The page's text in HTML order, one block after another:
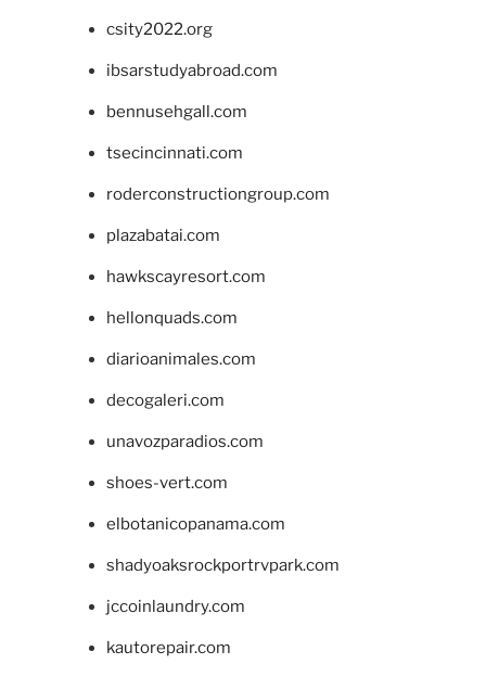
csity2022.org
ibsarstudyabroad.com
bennusehgall.com
tsecincinnati.com
roderconstructiongroup.com
plazabatai.com
hawkscayresort.com
hellonquads.com
diarioanimales.com
decogaleri.com
unavozparadios.com
shoes-vert.com
elbotanicopanama.com
shadyoaksrockportrvpark.com
jccoinlaundry.com
kautorepair.com